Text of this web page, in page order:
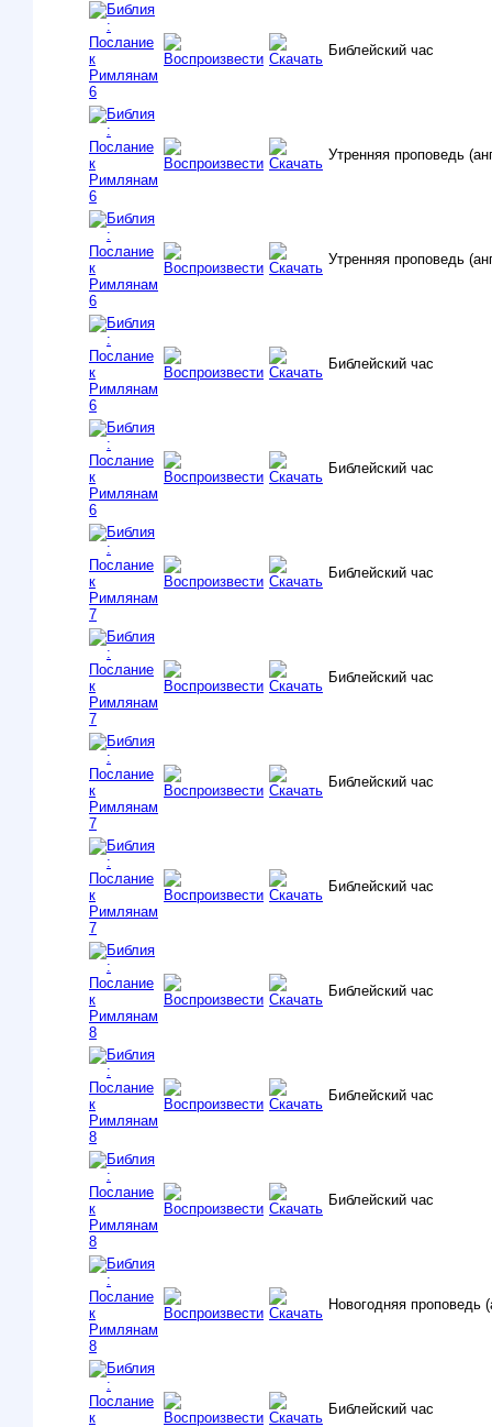
Библейский час
Утренняя проповедь
Утренняя проповедь
Библейский час
Библейский час
Библейский час
Библейский час
Библейский час
Библейский час
Библейский час
Библейский час
Библейский час
Новогодняя проповедь
Библейский час